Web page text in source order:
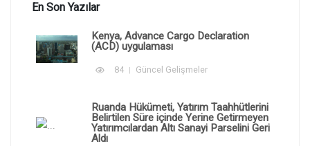
En Son Yazılar
Kenya, Advance Cargo Declaration
(ACD) uygulaması
84 Güncel Gelişmeler
Ruanda Hükümeti, Yatırım Taahhütlerini
Belirtilen Süre içinde Yerine Getirmeyen
Yatırımcılardan Altı Sanayi Parselini Geri
Aldı